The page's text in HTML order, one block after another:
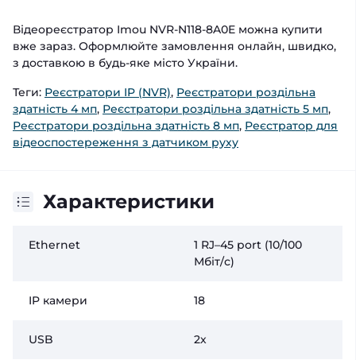
Відеореєстратор Imou NVR-N118-8A0E можна купити
вже зараз. Оформлюйте замовлення онлайн, швидко,
з доставкою в будь-яке місто України.
Теги: Реєстратори IP (NVR), Реєстратори роздільна
здатність 4 мп, Реєстратори роздільна здатність 5 мп,
Реєстратори роздільна здатність 8 мп, Реєстратор для
відеоспостереження з датчиком руху
Характеристики
Ethernet
1 RJ–45 port (10/100
Мбіт/с)
IP камери 18
USB 2х